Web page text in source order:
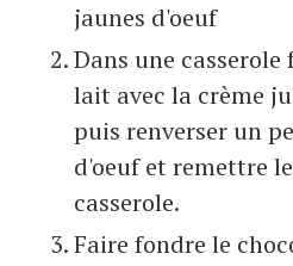
jaunes d'oeuf
Dans une
lait avec la crème
puis renverser un
d'oeuf et remettre
casserole.
Faire fondre le